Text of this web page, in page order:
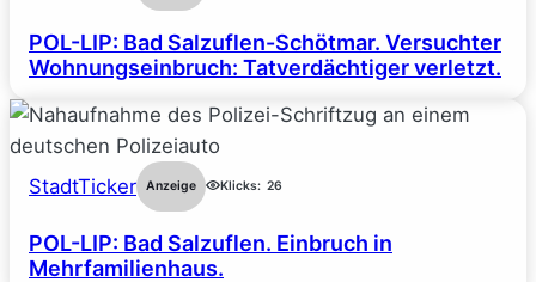
POL-LIP: Bad Salzuflen-Schötmar. Versuchter
Wohnungseinbruch: Tatverdächtiger verletzt.
StadtTicker Anzeige Klicks: 26
POL-LIP: Bad Salzuflen. Einbruch in
Mehrfamilienhaus.